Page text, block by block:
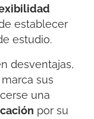
establecer
estudio.
desventajas,
sus
una
por su